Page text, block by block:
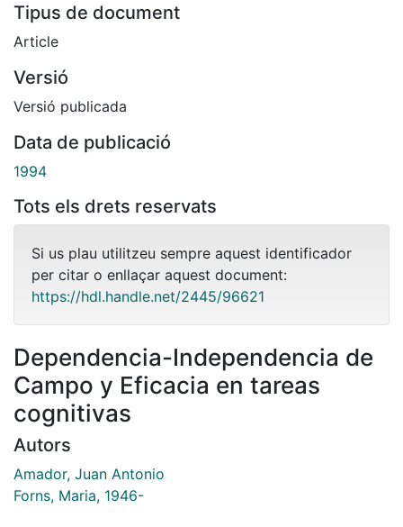
Tipus de document
Article
Versió
Versió publicada
Data de publicació
1994
Tots els drets reservats
Si us plau utilitzeu sempre aquest identificador
per citar o enllaçar aquest document:
https://hdl.handle.net/2445/96621
Dependencia-Independencia de
Campo y Eficacia en tareas
cognitivas
Autors
Amador, Juan Antonio
Forns, Maria, 1946-